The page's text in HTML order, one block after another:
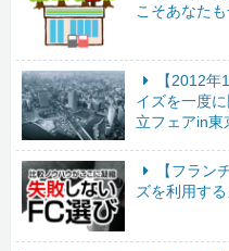
こそあなた
【2012
イズを一度
立フェアin東
【フラン
ズを利用す